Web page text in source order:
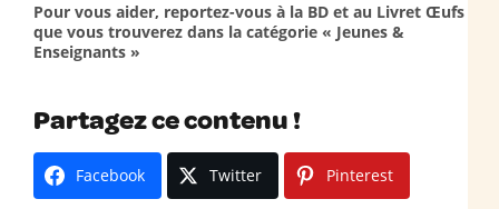
Pour vous aider, reportez-vous à la BD et au Livret Œufs
que vous trouverez dans la catégorie « Jeunes &
Enseignants »
Partagez ce contenu !
Facebook Twitter Pinterest